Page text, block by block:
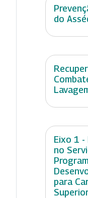
do
Eixo 1
no
para